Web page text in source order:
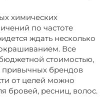
химических
по частоте
ждать несколько
Все
стоимостью,
брендов
от целей можно
бровей, ресниц, волос.